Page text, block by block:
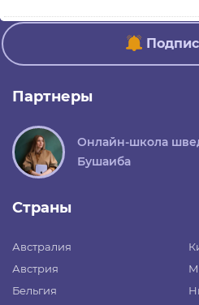
Партнеры
Онлайн-школа
Бушаиба
Страны
Австралия
Австрия
Бельгия